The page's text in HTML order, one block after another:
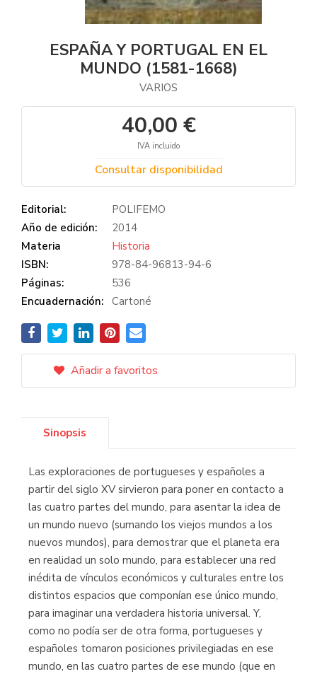
ESPAÑA Y PORTUGAL EN EL
MUNDO (1581-1668)
VARIOS
40,00 €
IVA incluido
Consultar disponibilidad
Editorial:
POLIFEMO
Año de edición:
2014
Materia
Historia
ISBN:
978-84-96813-94-6
Páginas:
536
Encuadernación: Cartoné
Añadir a favoritos
Sinopsis
Las exploraciones de portugueses y españoles a
partir del siglo XV sirvieron para poner en contacto a
las cuatro partes del mundo, para asentar la idea de
un mundo nuevo (sumando los viejos mundos a los
nuevos mundos), para demostrar que el planeta era
en realidad un solo mundo, para establecer una red
inédita de vínculos económicos y culturales entre los
distintos espacios que componían ese único mundo,
para imaginar una verdadera historia universal. Y,
como no podía ser de otra forma, portugueses y
españoles tomaron posiciones privilegiadas en ese
mundo, en las cuatro partes de ese mundo (que en